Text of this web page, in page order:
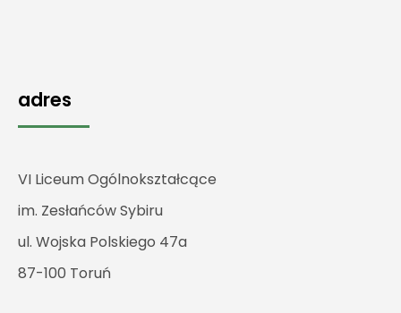
adres
VI Liceum Ogólnokształcące
im. Zesłańców Sybiru
ul. Wojska Polskiego 47a
87-100 Toruń